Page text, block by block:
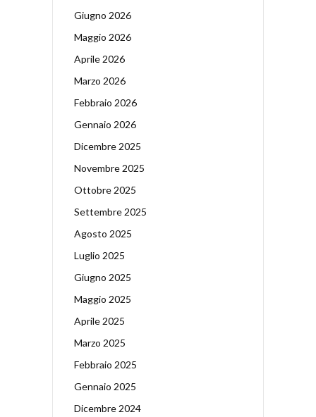
Giugno 2026
Maggio 2026
Aprile 2026
Marzo 2026
Febbraio 2026
Gennaio 2026
Dicembre 2025
Novembre 2025
Ottobre 2025
Settembre 2025
Agosto 2025
Luglio 2025
Giugno 2025
Maggio 2025
Aprile 2025
Marzo 2025
Febbraio 2025
Gennaio 2025
Dicembre 2024